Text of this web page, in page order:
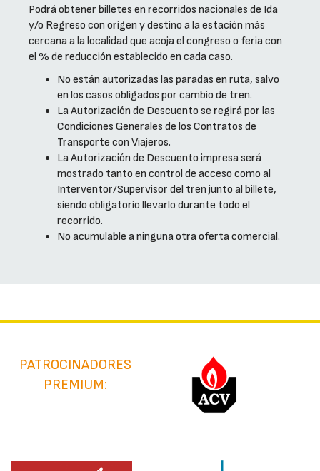
Podrá obtener billetes en recorridos nacionales de Ida
y/o Regreso con origen y destino a la estación más
cercana a la localidad que acoja el congreso o feria con
el % de reducción establecido en cada caso.
No están autorizadas las paradas en ruta, salvo
en los casos obligados por cambio de tren.
La Autorización de Descuento se regirá por las
Condiciones Generales de los Contratos de
Transporte con Viajeros.
La Autorización de Descuento impresa será
mostrado tanto en control de acceso como al
Interventor/Supervisor del tren junto al billete,
siendo obligatorio llevarlo durante todo el
recorrido.
No acumulable a ninguna otra oferta comercial.
PATROCINADORES
PREMIUM: